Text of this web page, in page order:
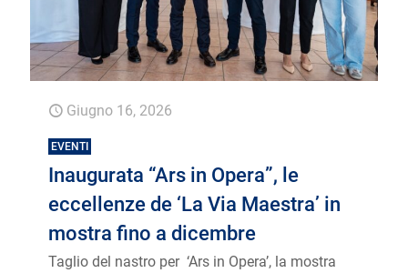
Giugno 16, 2026
EVENTI
Inaugurata “Ars in Opera”, le
eccellenze de ‘La Via Maestra’ in
mostra fino a dicembre
Taglio del nastro per ‘Ars in Opera’, la mostra